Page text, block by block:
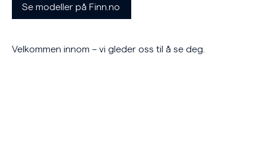
Se modeller på Finn.no
Velkommen innom – vi gleder oss til å se deg.